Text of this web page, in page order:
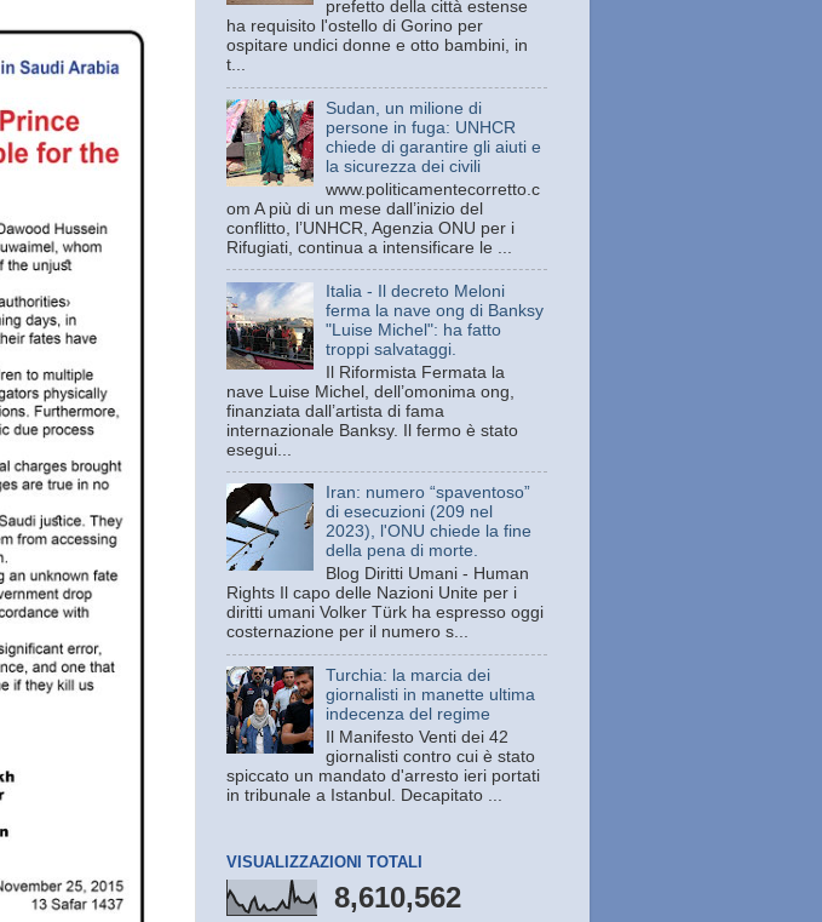
prefetto della città estense
ha requisito l'ostello di Gorino per
ospitare undici donne e otto bambini, in
t...
Sudan, un milione di
persone in fuga: UNHCR
chiede di garantire gli aiuti e
la sicurezza dei civili
www.politicamentecorretto.c
om A più di un mese dall’inizio del
conflitto, l’UNHCR, Agenzia ONU per i
Rifugiati, continua a intensificare le ...
Italia - Il decreto Meloni
ferma la nave ong di Banksy
"Luise Michel": ha fatto
troppi salvataggi.
Il Riformista Fermata la
nave Luise Michel, dell’omonima ong,
finanziata dall’artista di fama
internazionale Banksy. Il fermo è stato
esegui...
Iran: numero “spaventoso”
di esecuzioni (209 nel
2023), l'ONU chiede la fine
della pena di morte.
Blog Diritti Umani - Human
Rights Il capo delle Nazioni Unite per i
diritti umani Volker Türk ha espresso oggi
costernazione per il numero s...
Turchia: la marcia dei
giornalisti in manette ultima
indecenza del regime
Il Manifesto Venti dei 42
giornalisti contro cui è stato
spiccato un mandato d'arresto ieri portati
in tribunale a Istanbul. Decapitato ...
VISUALIZZAZIONI TOTALI
8,610,562